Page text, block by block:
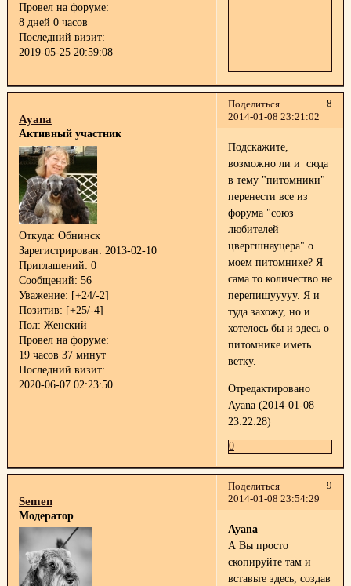
Провел на форуме:
8 дней 0 часов
Последний визит:
2019-05-25 20:59:08
Поделиться
8
2014-01-08 23:21:02
Ayana
Активный участник
Откуда: Обнинск
Зарегистрирован: 2013-02-10
Приглашений: 0
Сообщений: 56
Уважение: [+24/-2]
Позитив: [+25/-4]
Пол: Женский
Провел на форуме:
19 часов 37 минут
Последний визит:
2020-06-07 02:23:50
Подскажите,
возможно ли и сюда
в тему "питомники"
перенести все из
форума "союз
любителей
цвергшнауцера" о
моем питомнике? Я
сама то количество не
перепишууууу. Я и
туда захожу, но и
хотелось бы и здесь о
питомнике иметь
ветку.
Отредактировано
Ayana (2014-01-08
23:22:28)
0
Поделиться
9
2014-01-08 23:54:29
Semen
Модератор
Ayana
А Вы просто
скопируйте там и
вставьте здесь, создав